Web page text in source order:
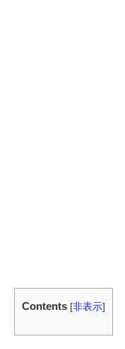
Contents [非表示]